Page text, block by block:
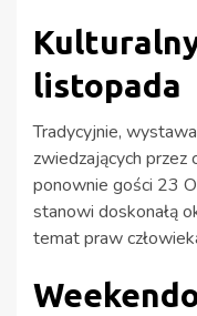
listopada
Tradycyjnie,
zwiedzających przez
ponownie gości 23
stanowi doskonałą
temat praw